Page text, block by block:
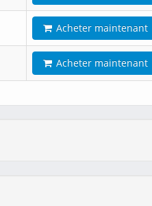
Acheter maintenant
Acheter maintenant